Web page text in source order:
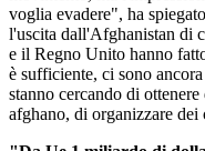
voglia evadere", ha
l'uscita dall'Afghanistan di
e il Regno Unito hanno
è sufficiente, ci sono
stanno cercando di
afghano, di organizzare